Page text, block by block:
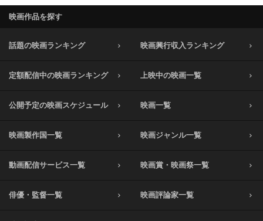
映画作品を探す
話題の映画ランキング 映画興行収入ランキング
定額配信中の映画ランキング 上映中の映画一覧
公開予定の映画スケジュール 映画一覧
映画製作国一覧 映画ジャンル一覧
動画配信サービス一覧 映画賞・映画祭一覧
俳優・監督一覧 映画評論家一覧